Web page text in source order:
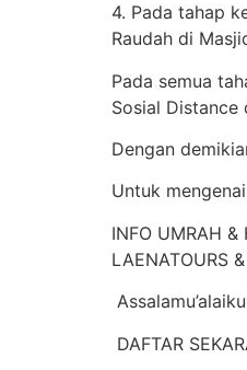
4. Pada tahap
Raudah di
Pada semua
Sosial
Dengan
Untuk
INFO UMRAH &
LAENATOURS
DAFTAR